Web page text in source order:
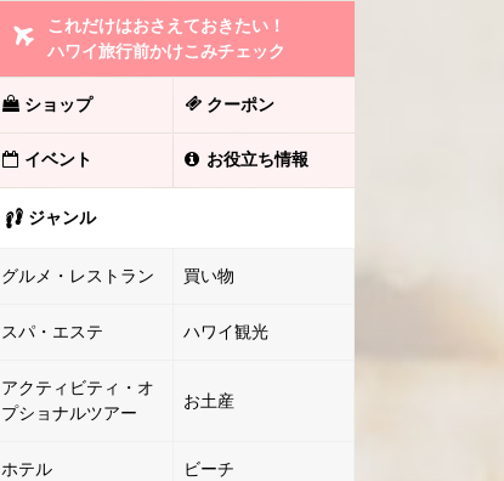
これだけはおさえておきたい！
ハワイ旅行前かけこみチェック
ショップ クーポン
イベント お役立ち情報
ジャンル
グルメ・レストラン 買い物
スパ・エステ ハワイ観光
アクティビティ・オ
プショナルツアー
お土産
ホテル ビーチ